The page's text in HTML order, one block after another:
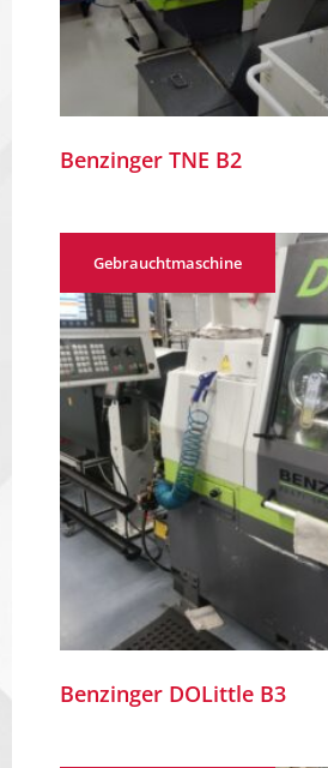
Benzinger TNE B2
Gebrauchtmaschine
Benzinger DOLittle B3